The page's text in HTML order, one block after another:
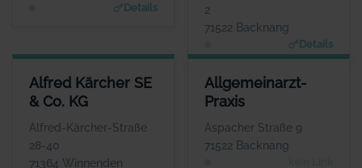
Details
2
71522 Backnang
Details
Alfred Kärcher SE
& Co. KG
Alfred-Kärcher-Straße
28-40
71364 Winnenden
ALFRED KÄRCHER SE & CO. KG
Herr Hartmut Jenner
WEBSITE
www.de.kaercher.com
Allgemeinarzt-
Praxis
Aspacher Straße 9
71522 Backnang
ALLGEMEINARZT-PRAXIS
ANSPRECHPARTNER
Frau Susanne Thies-
Tenschert
Keine Website hinterlegt